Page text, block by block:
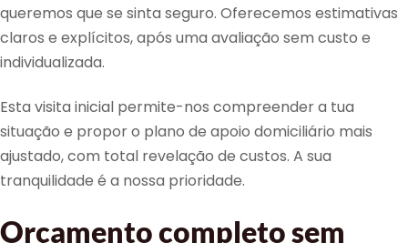
queremos que se sinta seguro. Oferecemos estimativas
claros e explícitos, após uma avaliação sem custo e
individualizada.
Esta visita inicial permite-nos compreender a tua
situação e propor o plano de apoio domiciliário mais
ajustado, com total revelação de custos. A sua
tranquilidade é a nossa prioridade.
Orçamento completo sem